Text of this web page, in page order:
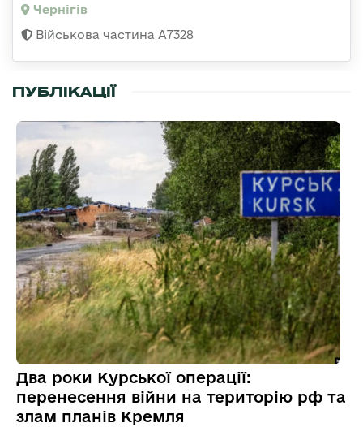
Чернігів
Військова частина А7328
ПУБЛІКАЦІЇ
Два роки Курської операції:
перенесення війни на територію рф та
злам планів Кремля